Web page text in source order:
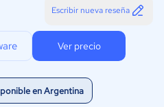
Escribir nueva reseña
Ver precio
en Argentina